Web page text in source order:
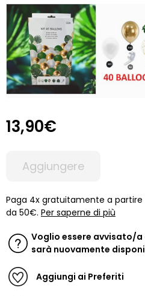
13,90€
Aggiungere
Paga 4x gratuitamente a partire
da 50€. Per saperne di più
Voglio essere avvisato/
sarà nuovamente
Aggiungi ai Preferiti